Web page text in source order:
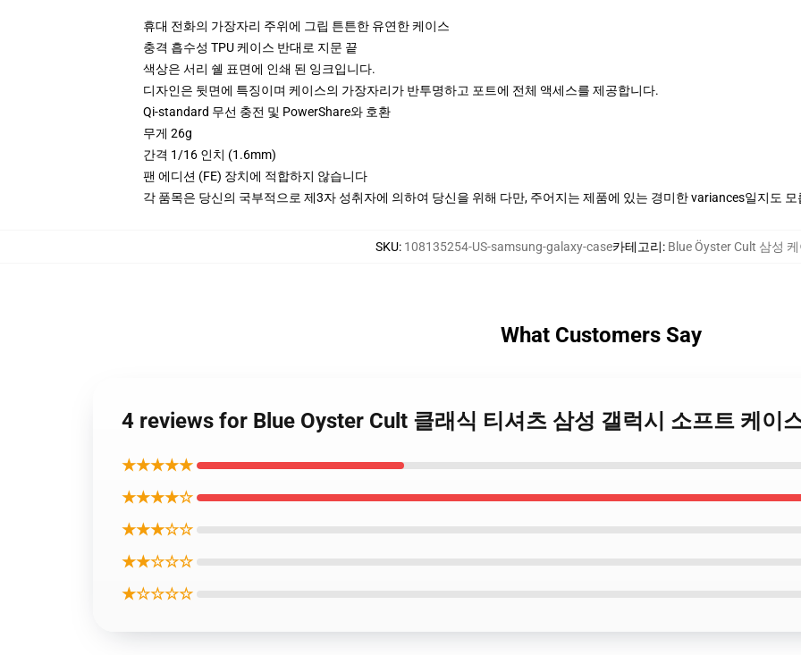
휴대 전화의 가장자리 주위에 그립 튼튼한 유연한 케이스
충격 흡수성 TPU 케이스 반대로 지문 끝
색상은 서리 쉘 표면에 인쇄 된 잉크입니다.
디자인은 뒷면에 특징이며 케이스의 가장자리가 반투명하고 포트에 전체 액세스를 제공합니다.
Qi-standard 무선 충전 및 PowerShare와 호환
무게 26g
간격 1/16 인치 (1.6mm)
팬 에디션 (FE) 장치에 적합하지 않습니다
각 품목은 당신의 국부적으로 제3자 성취자에 의하여 당신을 위해 다만, 주어지는 제품에 있는 경미한 variances일지도
SKU: 108135254-US-samsung-galaxy-case카테고리: Blue Öyster Cult 삼성
What Customers Say
4 reviews for Blue Oyster Cult 클래식 티셔츠 삼성 갤럭시 소프트 케이
★★★★★
★★★★☆
★★★☆☆
★★☆☆☆
★☆☆☆☆